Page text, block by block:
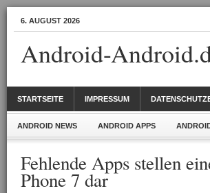
6. AUGUST 2026
Android-
STARTSEITE IMPRESSUM
ANDROID NEWS ANDROID APPS
Fehlende Apps stellen
Phone 7 dar